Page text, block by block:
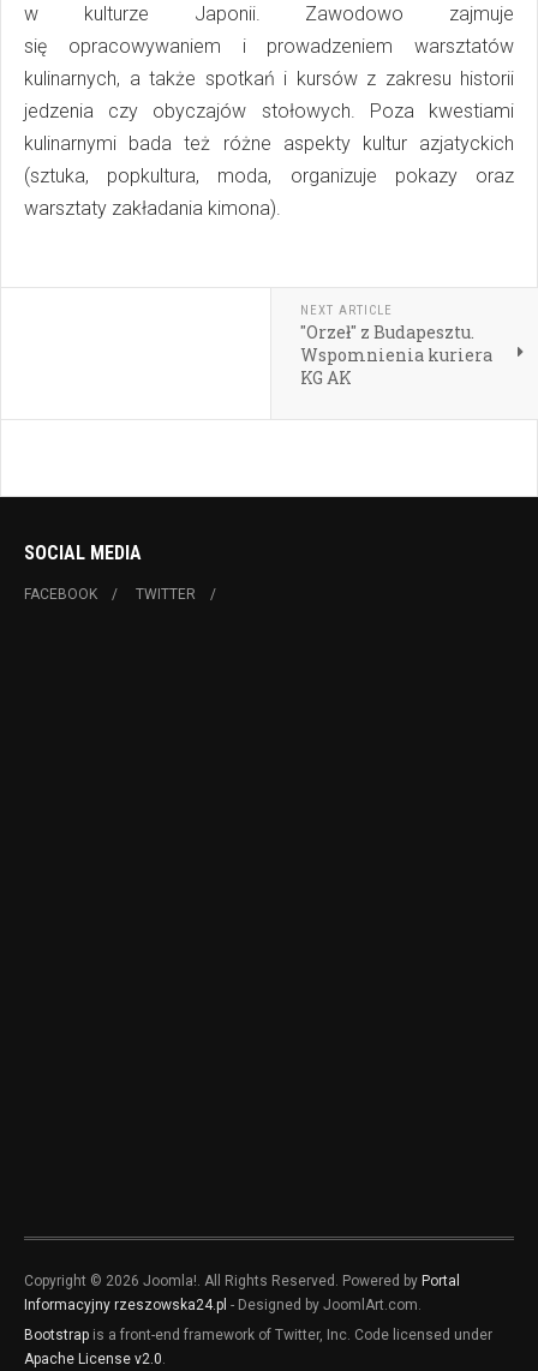
w kulturze Japonii. Zawodowo zajmuje
się opracowywaniem i prowadzeniem warsztatów
kulinarnych, a także spotkań i kursów z zakresu historii
jedzenia czy obyczajów stołowych. Poza kwestiami
kulinarnymi bada też różne aspekty kultur azjatyckich
(sztuka, popkultura, moda, organizuje pokazy oraz
warsztaty zakładania kimona).
NEXT ARTICLE
"Orzeł" z Budapesztu.
Wspomnienia kuriera
KG AK
SOCIAL MEDIA
FACEBOOK TWITTER
Copyright © 2026 Joomla!. All Rights Reserved. Powered by Portal
Informacyjny rzeszowska24.pl - Designed by JoomlArt.com.
Bootstrap is a front-end framework of Twitter, Inc. Code licensed under
Apache License v2.0.